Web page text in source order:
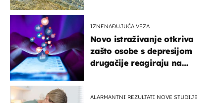
IZNENAĐUJUĆA VEZA
Novo istraživanje otkriva
zašto osobe s depresijom
drugačije reagiraju na
ALARMANTNI REZULTATI NOVE STUDIJE